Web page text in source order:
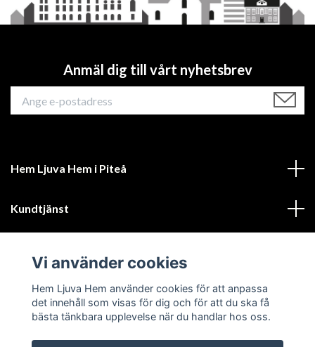
Anmäl dig till vårt nyhetsbrev
Hem Ljuva Hem i Piteå
Kundtjänst
Sociala medier
Vi använder cookies
Hem Ljuva Hem använder cookies för att anpassa
det innehåll som visas för dig och för att du ska få
bästa tänkbara upplevelse när du handlar hos oss.